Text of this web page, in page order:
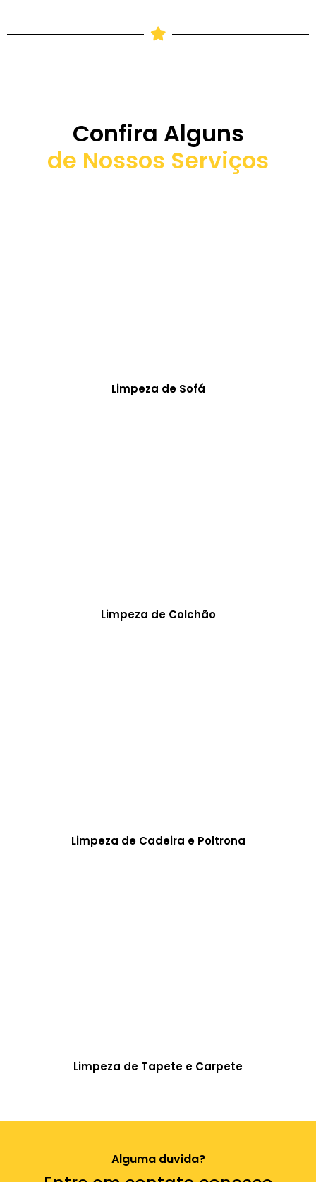
Confira Alguns
de Nossos Serviços
Limpeza de Sofá
Limpeza de Colchão
Limpeza de Cadeira e Poltrona
Limpeza de Tapete e Carpete
Alguma duvida?